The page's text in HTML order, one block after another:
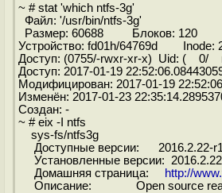
~ # stat 'which ntfs-3g'
Файл: '/usr/bin/ntfs-3g'
Размер: 60688 Блоков: 120
Устройство: fd01h/64769d
Доступ: (0755/-rwxr-xr-x) Uid: (
Доступ: 2017-01-19
Модифицирован: 2017-01-19
Изменён: 2017-01-23
Создан: -
~ # eix -I ntfs
sys-fs/ntfs3g
Доступные версии: 2016.2.22-
Установленные версии:
Домашняя страница:
http://
Описание: Open source read-